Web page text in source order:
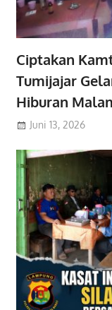
Ciptakan
Tumijajar
Hiburan
Juni 13, 2026